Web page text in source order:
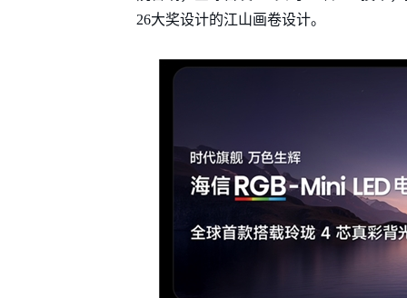
26大奖设计的江山画卷设计。